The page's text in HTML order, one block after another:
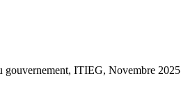
gouvernement, ITIEG, Novembre 2025